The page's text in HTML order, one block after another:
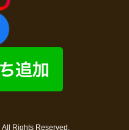
All Rights Reserved.